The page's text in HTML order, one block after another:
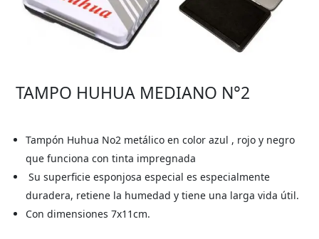
TAMPO HUHUA MEDIANO N°2
Tampón Huhua No2 metálico en color azul , rojo y negro
que funciona con tinta impregnada
Su superficie esponjosa especial es especialmente
duradera, retiene la humedad y tiene una larga vida útil.
Con dimensiones 7x11cm.